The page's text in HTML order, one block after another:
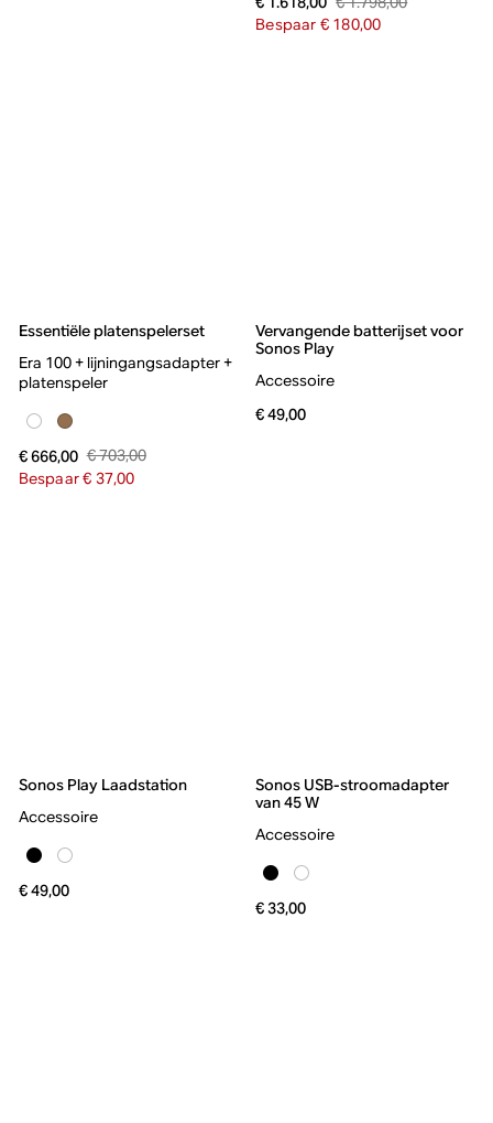
Bespaar € 180,00
Essentiële platenspelerset
Era 100 + lijningangsadapter +
platenspeler
€ 666,00 € 703,00
Bespaar € 37,00
Vervangende batterijset voor
Sonos Play
Accessoire
€ 49,00
Sonos Play Laadstation
Accessoire
€ 49,00
Sonos USB-stroomadapter
van 45 W
Accessoire
€ 33,00